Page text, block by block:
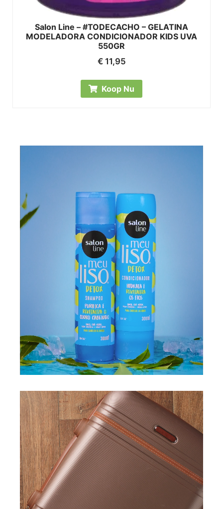
Salon Line – #TODECACHO – GELATINA
MODELADORA CONDICIONADOR KIDS UVA
550GR
€11,95
Koop Nu